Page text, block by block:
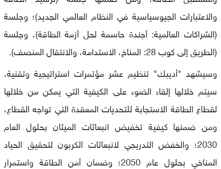
والاعتبارات الجيوسياسية في النظام العالمي الجديد)؛ وجلسة
(الشراكات العالمية: أجندة حاسمة لحل أزمة الطاقة)، وجلسة
(الطريق إلى كوب 28: المناخ، الاستدامة، والانتقال المنصف).
وسيشهد "أديبك" تنظيم عشر مؤتمرات استراتيجية وتقنية،
سيتم خلالها إلقاء الضوء على الكيفية التي يمكن من خلالها
لقطاع الطاقة الاستجابة للتحديات المعقدة التي تواجه القطاع،
ومن ضمنها كيفية تخفيض انبعاثات الميثان بحلول العام
2030؛ والخفض التدريجي لانبعاثات الكربون لتحقيق الحياد
المناخي بحلول عام 2050؛ وضمان أمن الطاقة واستمرار